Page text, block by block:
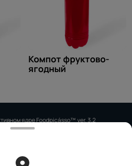
Компот фруктово-
ягодный
ядреFoodpicássover. 3.2
конфиденциальности